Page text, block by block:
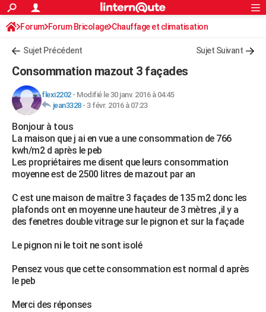
ACTUALITÉS
Politique
Société
Faits Divers
Education
Monde
Villes
+
FINANCE
Retraite
Impôts
Epargne
Immobilier
Risques naturels par ville
Banque
Assurance
Crédit
AUTO
Essais
Réserver un essai
Citadines
Berlines
SUV
Forum auto
+HIGH-TECH
Mobiles
Meilleur smartphone
Internet
Ordinateurs
Jeux vidéo
Guide high-tech
+BRICOLAGE
Forum
Aménagement intérieur
Extérieur
Cuisine
Salle de bains
Jardinage
Rangement
Guides de France
Escapades
Patrimoine
Expositions
Musées
Week-end nature
LIFESTYLE
Alimentation
Guide de la santé
Maladies
Médicaments
Sommeil
Destinations
City break
Voyage nature
Voyage de noces
Forum
Climat
+PHOTO
GUIDES D'ACHAT
Rechercher
S'inscrire
Connexion
Forum Forum Bricolage Chauffage et climatisation
Sujet Précédent Sujet Suivant
Consommation mazout 3 façades
flexi2202- Modifié le 30 janv. 2016 à 04:45
jean3328- 3 févr. 2016 à 07:23
Bonjour à tous
La maison que j ai en vue a une consommation de 766
kwh/m2 d après le peb
Les propriétaires me disent que leurs consommation
moyenne est de 2500 litres de mazout par an
C est une maison de maître 3 façades de 135 m2 donc les
plafonds ont en moyenne une hauteur de 3 mètres ,il y a
des fenetres double vitrage sur le pignon et sur la façade
Le pignon ni le toit ne sont isolé
Pensez vous que cette consommation est normal d après
le peb
Merci des réponses